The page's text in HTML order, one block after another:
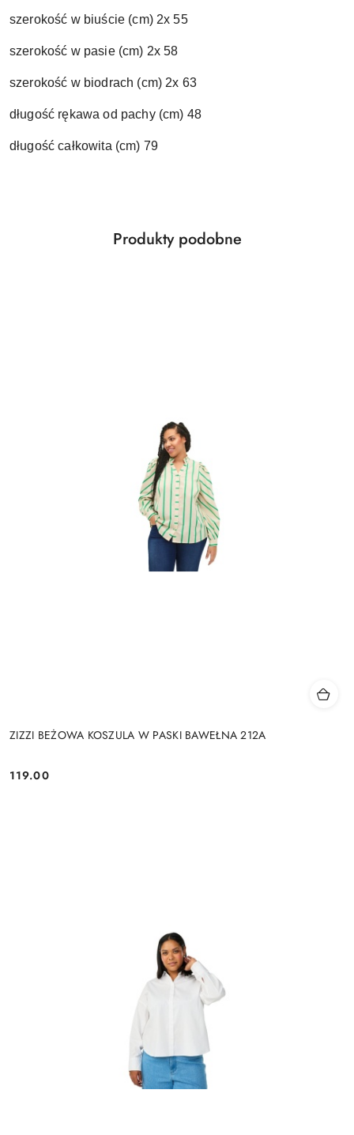
szerokość w biuście (cm) 2x 55
szerokość w pasie (cm) 2x 58
szerokość w biodrach (cm) 2x 63
długość rękawa od pachy (cm) 48
długość całkowita (cm) 79
Pomiń karuzelę produktów
Produkty
Produkty podobne
ZIZZI BEŻOWA KOSZULA W PASKI BAWEŁNA 212A
Cena:
119.00